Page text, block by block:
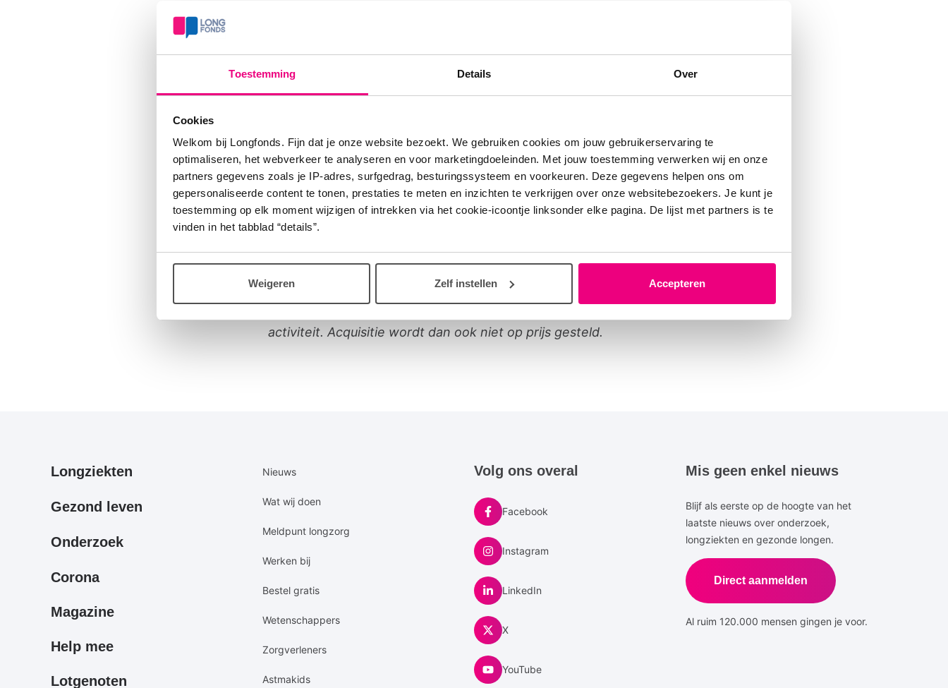
Toestemming Details Over
Cookies
Welkom bij Longfonds. Fijn dat je onze website bezoekt. We gebruiken cookies om jouw gebruikerservaring te
optimaliseren, het webverkeer te analyseren en voor marketingdoeleinden. Met jouw toestemming verwerken wij en onze
partners gegevens zoals je IP-adres, surfgedrag, besturingssysteem en voorkeuren. Deze gegevens helpen ons om
gepersonaliseerde content te tonen, prestaties te meten en inzichten te verkrijgen over onze websitebezoekers. Je kunt je
toestemming op elk moment wijzigen of intrekken via het cookie-icoontje linksonder elke pagina. De lijst met partners is te
vinden in het tabblad “details”.
Weigeren Zelf instellen Accepteren
stoplichtkaart, astma-aanval, longfibrose.
Met medewerking van Dr. Rooijmans, longarts.
Het programma is altijd onder voorbehoud. Entree en consumpties
gratis. Lidmaatschap Longfonds niet verplicht. Wij verzoeken u om
voorafgaand en tijdens deze bijeenkomsten geen geurtjes te
gebruiken en niet te roken.
activiteit. Acquisitie wordt dan ook niet op prijs gesteld.
Primair
Longziekten
Gezond leven
Onderzoek
Corona
Magazine
Help mee
Lotgenoten
Secundaire
Nieuws
Wat wij doen
Meldpunt longzorg
Werken bij
Bestel gratis
Wetenschappers
Zorgverleners
Astmakids
Volg ons overal
Facebook
Instagram
LinkedIn
X
YouTube
Mis geen enkel nieuws
Blijf als eerste op de hoogte van het
laatste nieuws over onderzoek,
longziekten en gezonde longen.
Direct aanmelden
Al ruim 120.000 mensen gingen je voor.